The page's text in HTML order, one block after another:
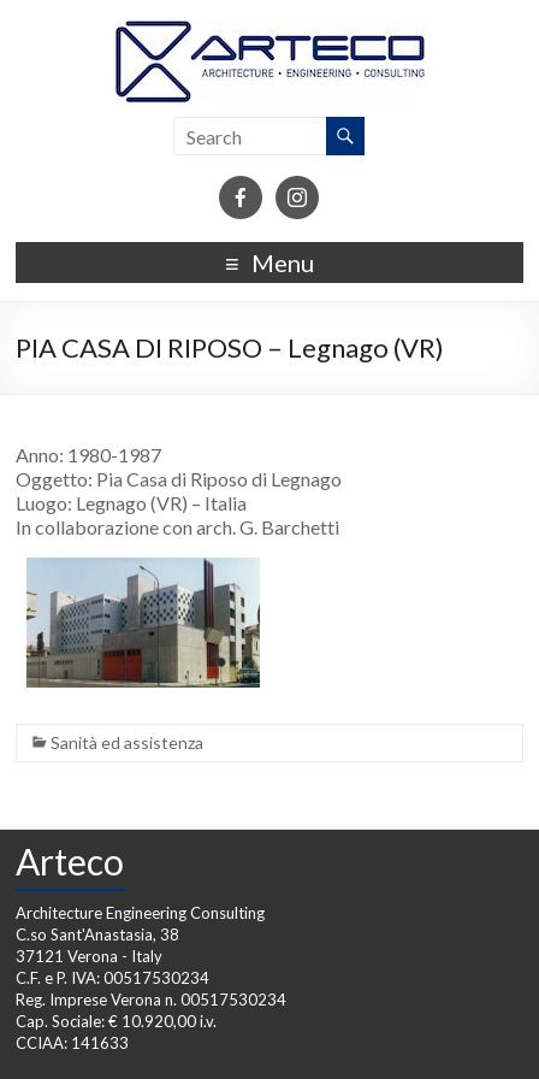
Menu
PIA CASA DI RIPOSO – Legnago (VR)
Anno: 1980-1987
Oggetto: Pia Casa di Riposo di Legnago
Luogo: Legnago (VR) – Italia
In collaborazione con arch. G. Barchetti
Sanità ed assistenza
Arteco
Architecture Engineering Consulting
C.so Sant'Anastasia, 38
37121 Verona - Italy
C.F. e P. IVA: 00517530234
Reg. Imprese Verona n. 00517530234
Cap. Sociale: € 10.920,00 i.v.
CCIAA: 141633